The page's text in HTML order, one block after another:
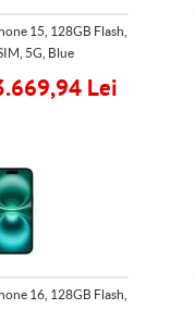
15, 128GB Flash,
5G, Blue
Lei
16, 128GB Flash,